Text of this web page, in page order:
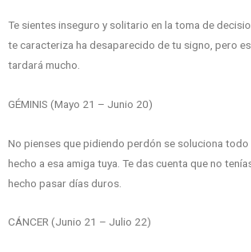
Te sientes inseguro y solitario en la toma de
te caracteriza ha desaparecido de tu signo, pero
tardará mucho.
GÉMINIS (Mayo 21 – Junio 20)
No pienses que pidiendo perdón se soluciona todo
hecho a esa amiga tuya. Te das cuenta que no
hecho pasar días duros.
CÁNCER (Junio 21 – Julio 22)